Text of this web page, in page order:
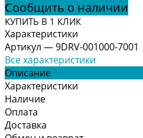
Сообщить о наличии
КУПИТЬ В 1 КЛИК
Характеристики
Артикул —9DRV-001000-7001
Все характеристики
Описание
Характеристики
Наличие
Оплата
Доставка